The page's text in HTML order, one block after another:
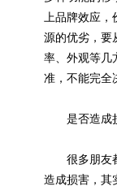
上品牌效应
源的优劣，要
率、外观等几
准，不能完全
是否造成
很多朋友都
造成损害，其